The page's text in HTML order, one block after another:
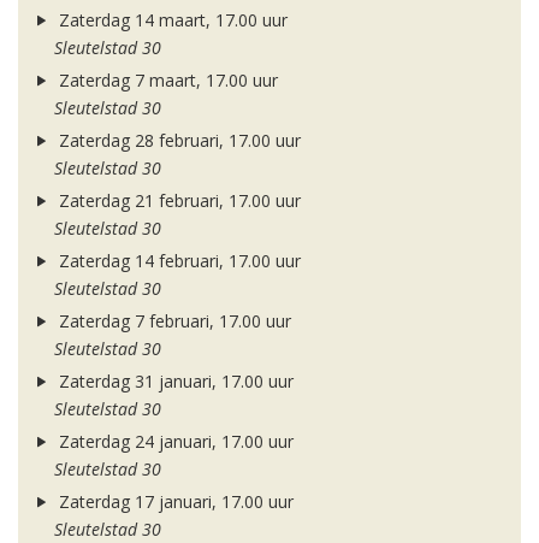
Zaterdag 14 maart, 17.00 uur
Sleutelstad 30
Zaterdag 7 maart, 17.00 uur
Sleutelstad 30
Zaterdag 28 februari, 17.00 uur
Sleutelstad 30
Zaterdag 21 februari, 17.00 uur
Sleutelstad 30
Zaterdag 14 februari, 17.00 uur
Sleutelstad 30
Zaterdag 7 februari, 17.00 uur
Sleutelstad 30
Zaterdag 31 januari, 17.00 uur
Sleutelstad 30
Zaterdag 24 januari, 17.00 uur
Sleutelstad 30
Zaterdag 17 januari, 17.00 uur
Sleutelstad 30